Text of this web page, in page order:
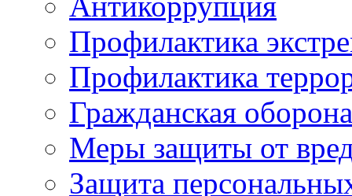
Профилактика
Профилактика
Гражданская оборона
Меры защиты от
Защита